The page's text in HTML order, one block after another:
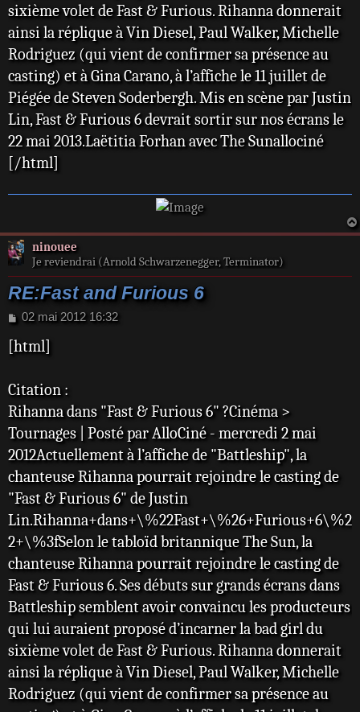
sixième volet de Fast & Furious. Rihanna donnerait
ainsi la réplique à Vin Diesel, Paul Walker, Michelle
Rodriguez (qui vient de confirmer sa présence au
casting) et à Gina Carano, à l’affiche le 11 juillet de
Piégée de Steven Soderbergh. Mis en scène par Justin
Lin, Fast & Furious 6 devrait sortir sur nos écrans le
22 mai 2013.Laëtitia Forhan avec The Sunallociné
[/html]
ninouee
Je reviendrai (Arnold Schwarzenegger, Terminator)
RE:Fast and Furious 6
M
s
g
e
02 mai 2012 16:32
[html]
Citation :
Rihanna dans "Fast & Furious 6" ?Cinéma >
Tournages | Posté par AlloCiné - mercredi 2 mai
2012Actuellement à l’affiche de "Battleship", la
chanteuse Rihanna pourrait rejoindre le casting de
"Fast & Furious 6" de Justin
Lin.Rihanna+dans+\%22Fast+\%26+Furious+6\%2
2+\%3fSelon le tabloïd britannique The Sun, la
chanteuse Rihanna pourrait rejoindre le casting de
Fast & Furious 6. Ses débuts sur grands écrans dans
Battleship semblent avoir convaincu les producteurs
qui lui auraient proposé d’incarner la bad girl du
sixième volet de Fast & Furious. Rihanna donnerait
ainsi la réplique à Vin Diesel, Paul Walker, Michelle
Rodriguez (qui vient de confirmer sa présence au